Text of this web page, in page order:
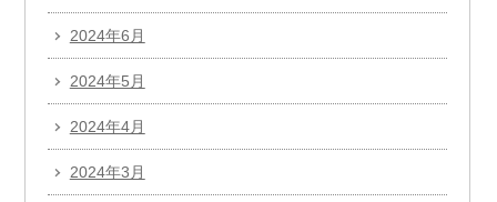
2024年6月
2024年5月
2024年4月
2024年3月